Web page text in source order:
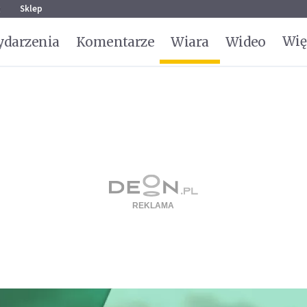
Sklep
Komentarze Wiara Wideo